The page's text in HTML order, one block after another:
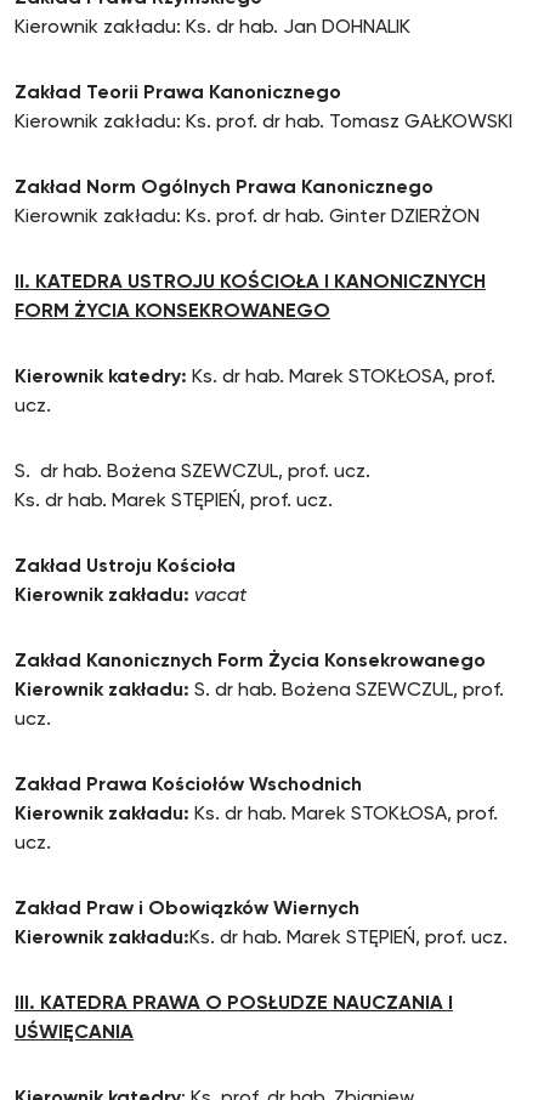
Kierownik zakładu: Ks. dr hab. Jan DOHNALIK
Zakład Teorii Prawa Kanonicznego
Kierownik zakładu: Ks. prof. dr hab. Tomasz GAŁKOWSKI
Zakład Norm Ogólnych Prawa Kanonicznego
Kierownik zakładu: Ks. prof. dr hab. Ginter DZIERŻON
II. KATEDRA USTROJU KOŚCIOŁA I KANONICZNYCH
FORM ŻYCIA KONSEKROWANEGO
Kierownik katedry: Ks. dr hab. Marek STOKŁOSA, prof.
ucz.
S. dr hab. Bożena SZEWCZUL, prof. ucz.
Ks. dr hab. Marek STĘPIEŃ, prof. ucz.
Zakład Ustroju Kościoła
Kierownik zakładu: vacat
Zakład Kanonicznych Form Życia Konsekrowanego
Kierownik zakładu: S. dr hab. Bożena SZEWCZUL, prof.
ucz.
Zakład Prawa Kościołów Wschodnich
Kierownik zakładu: Ks. dr hab. Marek STOKŁOSA, prof.
ucz.
Zakład Praw i Obowiązków Wiernych
Kierownik zakładu:Ks. dr hab. Marek STĘPIEŃ, prof. ucz.
III. KATEDRA PRAWA O POSŁUDZE NAUCZANIA I
UŚWIĘCANIA